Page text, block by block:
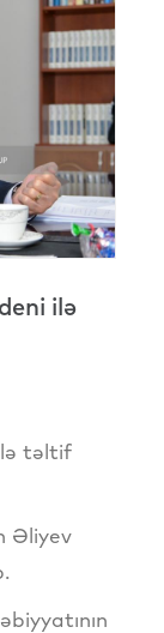
ilə
təltif
Əliyev